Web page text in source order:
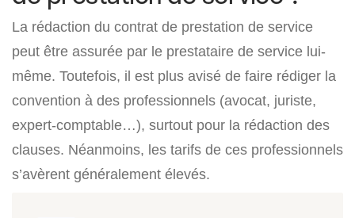
La rédaction du contrat de prestation de service
peut être assurée par le prestataire de service lui-
même. Toutefois, il est plus avisé de faire rédiger la
convention à des professionnels (avocat, juriste,
expert-comptable…), surtout pour la rédaction des
clauses. Néanmoins, les tarifs de ces professionnels
s’avèrent généralement élevés.